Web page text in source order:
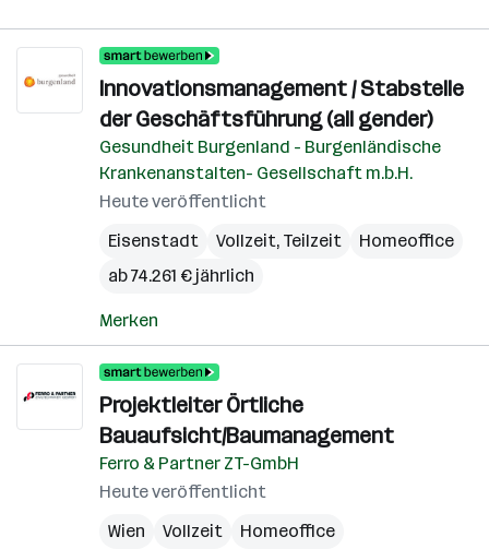
Innovationsmanagement / Stabstelle
der Geschäftsführung (all gender)
Gesundheit Burgenland - Burgenländische
Krankenanstalten- Gesellschaft m.b.H.
Heute veröffentlicht
Eisenstadt
Vollzeit, Teilzeit
Homeoffice
ab 74.261 € jährlich
Merken
Projektleiter Örtliche
Bauaufsicht/Baumanagement
Ferro & Partner ZT-GmbH
Heute veröffentlicht
Wien
Vollzeit Homeoffice